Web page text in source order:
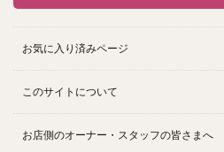
お気に入り済みページ
このサイトについて
お店側のオーナー・スタッフの皆さまへ